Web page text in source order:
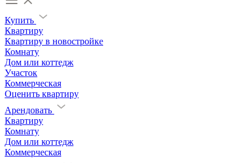
Купить
Квартиру
Квартиру в новостройке
Комнату
Дом или коттедж
Участок
Коммерческая
Оценить квартиру
Арендовать
Квартиру
Комнату
Дом или коттедж
Коммерческая